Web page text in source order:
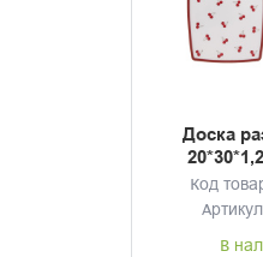
Доска
Код
В